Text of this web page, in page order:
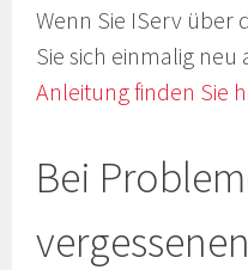
Wenn Sie IServ über
Sie sich einmalig
Anleitung finden Sie
Bei